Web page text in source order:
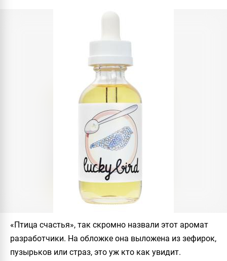
«Птица счастья», так скромно назвали этот аромат
разработчики. На обложке она выложена из зефирок,
пузырьков или страз, это уж кто как увидит.